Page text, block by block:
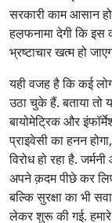
सरकारी काम आसान
हल़फनामा देगी कि इस
भ्रष्टाचार खत्म हो
यही वजह है कि कई
उठा चुके हैं. बताया तो
बायोमेट्रिक और
प्राइवेसी का हनन
विरोध हो रहा है.
अपने क़दम पीछे कर
बल्कि सुरक्षा का भी
लेकर शुरू की गई.